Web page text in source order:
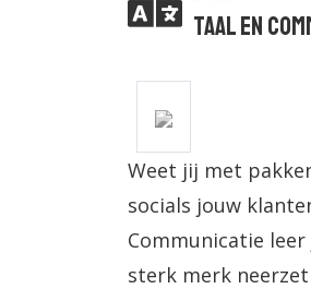
Taal en
Weet jij met
socials jouw
Communicatie
sterk merk